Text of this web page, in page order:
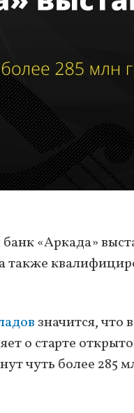
«Аркада»
также
значится, что
о старте
чуть более 285